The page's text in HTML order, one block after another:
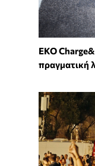
EKO
πραγματική